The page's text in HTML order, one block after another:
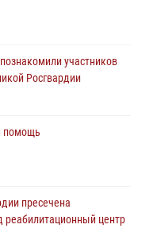
участников
Росгвардии
помощь
пресечена
реабилитационный центр